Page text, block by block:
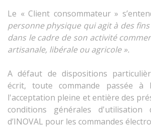
Le « Client consommateur »
personne physique qui agit à des
dans le cadre de son activité
artisanale, libérale ou agricole ».
A défaut de dispositions
écrit, toute commande passée à
l'acceptation pleine et entière des
conditions générales
d’INOVAL pour les commandes